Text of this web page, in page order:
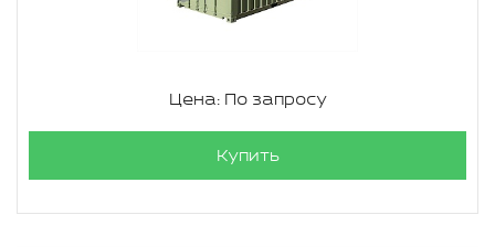
Цена: По запросу
Купить